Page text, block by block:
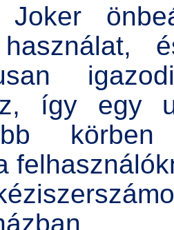
így egy